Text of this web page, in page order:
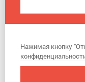
Нажимая кнопку